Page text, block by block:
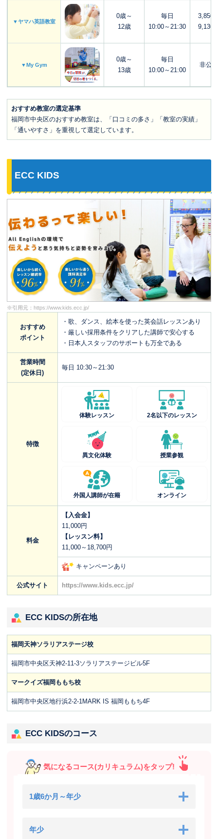
▼ヤマハ英語教室
0歳～
12歳
毎日
10:00～21:30
3,850
9,130
▼My Gym
0歳～
13歳
毎日
10:00～21:00
非公開
おすすめ教室の選定基準
福岡市中央区のおすすめ教室は、「口コミの多さ」「教室の実績」
「通いやすさ」を重視して選定しています。
ECC KIDS
※引用元： https://www.kids.ecc.jp/
おすすめ
ポイント
・歌、ダンス、絵本を使った英会話レッスンあり
・厳しい採用条件をクリアした講師で安心する
・日本人スタッフのサポートも万全である
営業時間
(定休日)
毎日 10:30～21:30
特徴
体験レッスン 2名以下のレッスン
異文化体験 授業参観
外国人講師が在籍 オンライン
料金
【入会金】
11,000円
【レッスン料】
11,000～18,700円
キャンペーンあり
公式サイト https://www.kids.ecc.jp/
ECC KIDSの所在地
福岡天神ソラリアステージ校
福岡市中央区天神2-11-3ソラリアステージビル5F
マークイズ福岡ももち校
福岡市中央区地行浜2-2-1MARK IS 福岡ももち4F
ECC KIDSのコース
気になるコース(カリキュラム)をタップ!
1歳6か月～年少
年少